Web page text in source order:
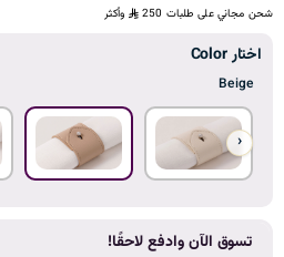
شحن مجاني على طلبات 250 وأكثر
اختار Color
Beige
‹
تسوق الآن وادفع لاحقًا!